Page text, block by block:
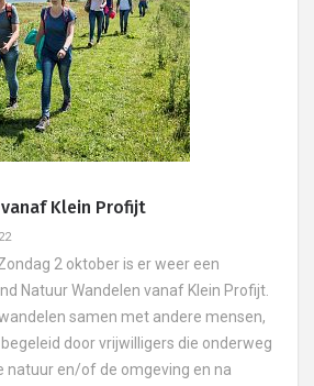
Klein Profijt
2 oktober is er weer een
Natuur Wandelen vanaf Klein Profijt.
samen met andere mensen,
door vrijwilligers die onderweg
natuur en/of de omgeving en na